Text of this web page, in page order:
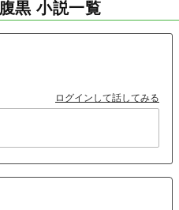
黒 小説一覧
ログインして話してみる